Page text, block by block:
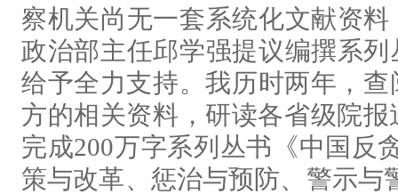
察机关尚无一套系统化文献资
政治部主任邱学强提议编撰系
给予全力支持。我历时两年，
方的相关资料，研读各省级院
完成200万字系列丛书《中国反
策与改革、惩治与预防、警示与